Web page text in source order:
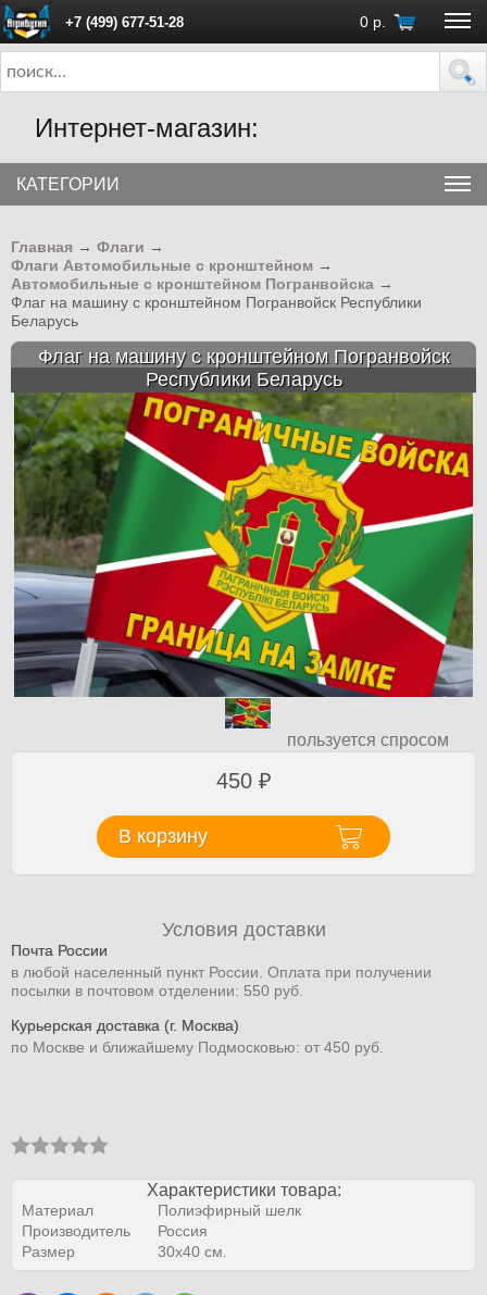
+7 (499) 677-51-28 0 р.
ПН - ПТ с 10:00 до 18:00 (Москва)
Интернет-магазин:
КАТЕГОРИИ
Главная → Флаги →
Флаги Автомобильные с кронштейном →
Автомобильные с кронштейном Погранвойска →
Флаг на машину с кронштейном Погранвойск Республики
Беларусь
Флаг на машину с кронштейном Погранвойск
Республики Беларусь
пользуется спросом
450 ₽
В корзину
Условия доставки
Почта России
в любой населенный пункт России. Оплата при получении
посылки в почтовом отделении: 550 руб.
Курьерская доставка (г. Москва)
по Москве и ближайшему Подмосковью: от 450 руб.
Характеристики товара:
Материал
Полиэфирный шелк
Производитель
Россия
Размер
30х40 см.